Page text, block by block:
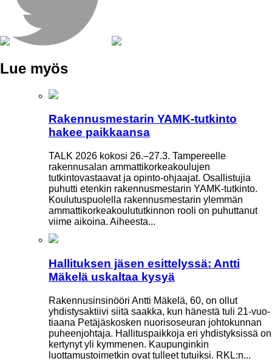
Lue myös
Rakennusmestarin YAMK-tutkinto
hakee paikkaansa
TALK 2026 kokosi 26.–27.3. Tampereelle
rakennusalan ammattikorkeakoulujen
tutkintovastaavat ja opinto-ohjaajat. Osallistujia
puhutti etenkin rakennusmestarin YAMK-tutkinto.
Koulutuspuolella rakennusmestarin ylemmän
ammattikorkeakoulututkinnon rooli on puhuttanut
viime ­aikoina. ­Aiheesta...
Hallituksen jäsen esittelyssä: Antti
Mäkelä uskaltaa kysyä
Rakennusinsinööri Antti Mäkelä, 60, on ollut
yhdistysaktiivi siitä saakka, kun hänestä tuli 21-vuo­
tiaana Petäjäskosken nuoriso­seuran johtokunnan
puheenjohtaja. Hallituspaikkoja eri yhdistyksissä on
kertynyt yli kymmenen. Kaupunginkin
luottamustoimetkin ovat tulleet tutuiksi. RKL:n...